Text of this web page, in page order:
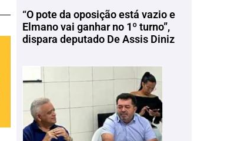
“O pote da oposição está vazio e
Elmano vai ganhar no 1º turno”,
dispara deputado De Assis Diniz